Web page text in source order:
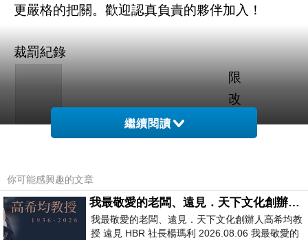
更嚴格的把關。歡迎認真負責的夥伴加入！
裁罰紀錄
裁罰
日
縣
願
限
改
期/
完
妥
繼續閱讀
你可能感興趣的文章
我最敬愛的老闆、遠見．天下文化創辦人高希均教授
我最敬愛的老闆、遠見．天下文化創辦人高希均教
授 遠見 HBR 社長楊瑪利 2026.08.06 我最敬愛的